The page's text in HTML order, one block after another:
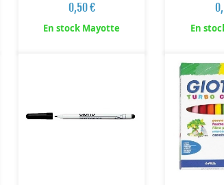
0,50 €
En stock Mayotte En